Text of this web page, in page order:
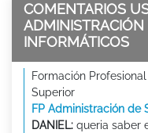
COMENTARIOS
ADMINISTRACIÓN
INFORMÁTICOS
Formación
Superior
FP Administración de
DANIEL: queria saber